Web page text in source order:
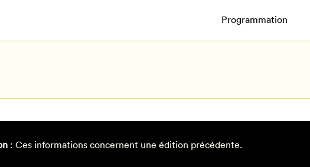
Programmation
: Ces informations concernent une édition précédente.